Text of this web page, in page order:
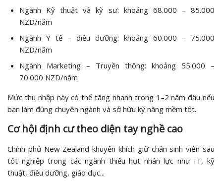
Ngành Kỹ thuật và kỹ sư: khoảng 68.000 – 85.000
NZD/năm
Ngành Y tế – điều dưỡng: khoảng 60.000 – 75.000
NZD/năm
Ngành Marketing – Truyền thông: khoảng 55.000 –
70.000 NZD/năm
Mức thu nhập này có thể tăng nhanh trong 1–2 năm đầu nếu
bạn làm đúng chuyên ngành và sở hữu kỹ năng mềm tốt.
Cơ hội định cư theo diện tay nghề cao
Chính phủ New Zealand khuyến khích giữ chân sinh viên sau
tốt nghiệp trong các ngành thiếu hụt nhân lực như IT, kỹ
thuật, điều dưỡng, giáo dục...